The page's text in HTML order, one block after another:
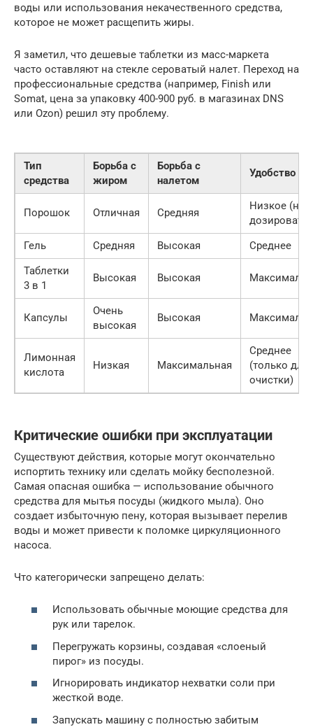
воды или использования некачественного средства,
которое не может расщепить жиры.
Я заметил, что дешевые таблетки из масс-маркета
часто оставляют на стекле сероватый налет. Переход на
профессиональные средства (например, Finish или
Somat, цена за упаковку 400-900 руб. в магазинах DNS
или Ozon) решил эту проблему.
Тип
средства
Борьба с
жиром
Борьба с
налетом
Удобство
Порошок Отличная Средняя
Низкое
дозировать)
Гель
Средняя Высокая
Среднее
Таблетки
3 в 1
Высокая Высокая
Капсулы
Очень
высокая
Высокая
Лимонная
кислота
Низкая Максимальная
Среднее
(только для
очистки)
Критические ошибки при эксплуатации
Существуют действия, которые могут окончательно
испортить технику или сделать мойку бесполезной.
Самая опасная ошибка — использование обычного
средства для мытья посуды (жидкого мыла). Оно
создает избыточную пену, которая вызывает перелив
воды и может привести к поломке циркуляционного
насоса.
Что категорически запрещено делать:
Использовать обычные моющие средства для
рук или тарелок.
Перегружать корзины, создавая «слоеный
пирог» из посуды.
Игнорировать индикатор нехватки соли при
жесткой воде.
Запускать машину с полностью забитым